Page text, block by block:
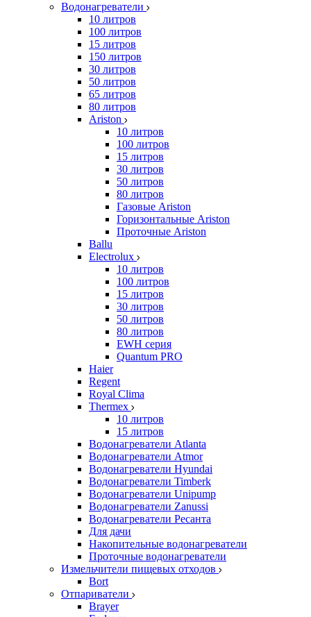
Водонагреватели
10 литров
100 литров
15 литров
150 литров
30 литров
50 литров
65 литров
80 литров
Ariston
10 литров
100 литров
15 литров
30 литров
50 литров
80 литров
Газовые Ariston
Горизонтальные Ariston
Проточные Ariston
Ballu
Electrolux
10 литров
100 литров
15 литров
30 литров
50 литров
80 литров
EWH серия
Quantum PRO
Haier
Regent
Royal Clima
Thermex
10 литров
15 литров
Водонагреватели Atlanta
Водонагреватели Atmor
Водонагреватели Hyundai
Водонагреватели Timberk
Водонагреватели Unipump
Водонагреватели Zanussi
Водонагреватели Ресанта
Для дачи
Накопительные водонагреватели
Проточные водонагреватели
Измельчители пищевых отходов
Bort
Отпариватели
Brayer